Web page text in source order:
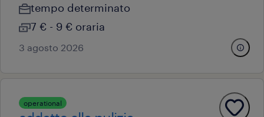
tempo determinato
7 € - 9 € oraria
3 agosto 2026
operational